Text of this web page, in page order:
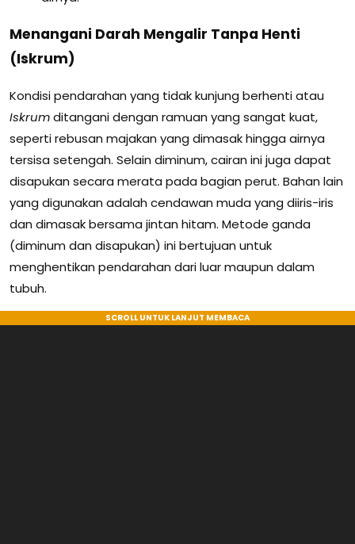
Menangani Darah Mengalir Tanpa Henti
(Iskrum)
Kondisi pendarahan yang tidak kunjung berhenti atau
Iskrumditangani dengan ramuan yang sangat kuat,
seperti rebusan majakan yang dimasak hingga airnya
tersisa setengah. Selain diminum, cairan ini juga dapat
disapukan secara merata pada bagian perut. Bahan lain
yang digunakan adalah cendawan muda yang diiris-iris
dan dimasak bersama jintan hitam. Metode ganda
(diminum dan disapukan) ini bertujuan untuk
menghentikan pendarahan dari luar maupun dalam
tubuh.